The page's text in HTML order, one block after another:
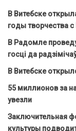
В Витебске
годы творчества
В Радомле
госці да
В Витебске
55 миллионов за
увезли
Заключительная
культуры